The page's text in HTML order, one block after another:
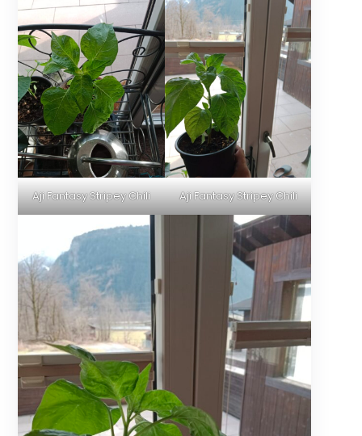
Aji Fantasy Stripey Chili Aji Fantasy Stripey Chili